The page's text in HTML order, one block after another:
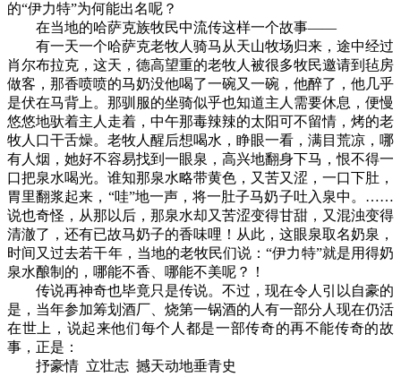
的“伊力特”为何能出名呢？
在当地的哈萨克族牧民中流传这样一个故事——
有一天一个哈萨克老牧人骑马从天山牧场归来，途中经过
肖尔布拉克，这天，德高望重的老牧人被很多牧民邀请到毡房
做客，那香喷喷的马奶没他喝了一碗又一碗，他醉了，他几乎
是伏在马背上。那驯服的坐骑似乎也知道主人需要休息，便慢
悠悠地驮着主人走着，中午那毒辣辣的太阳可不留情，烤的老
牧人口干舌燥。老牧人醒后想喝水，睁眼一看，满目荒凉，哪
有人烟，她好不容易找到一眼泉，高兴地翻身下马，恨不得一
口把泉水喝光。谁知那泉水略带黄色，又苦又涩，一口下肚，
胃里翻浆起来，“哇”地一声，将一肚子马奶子吐入泉中。……
说也奇怪，从那以后，那泉水却又苦涩变得甘甜，又混浊变得
清澈了，还有已故马奶子的香味哩！从此，这眼泉取名奶泉，
时间又过去若干年，当地的老牧民们说：“伊力特”就是用得奶
泉水酿制的，哪能不香、哪能不美呢？！
传说再神奇也毕竟只是传说。不过，现在令人引以自豪的
是，当年参加筹划酒厂、烧第一锅酒的人有一部分人现在仍活
在世上，说起来他们每个人都是一部传奇的再不能传奇的故
事，正是：
抒豪情 立壮志 撼天动地垂青史